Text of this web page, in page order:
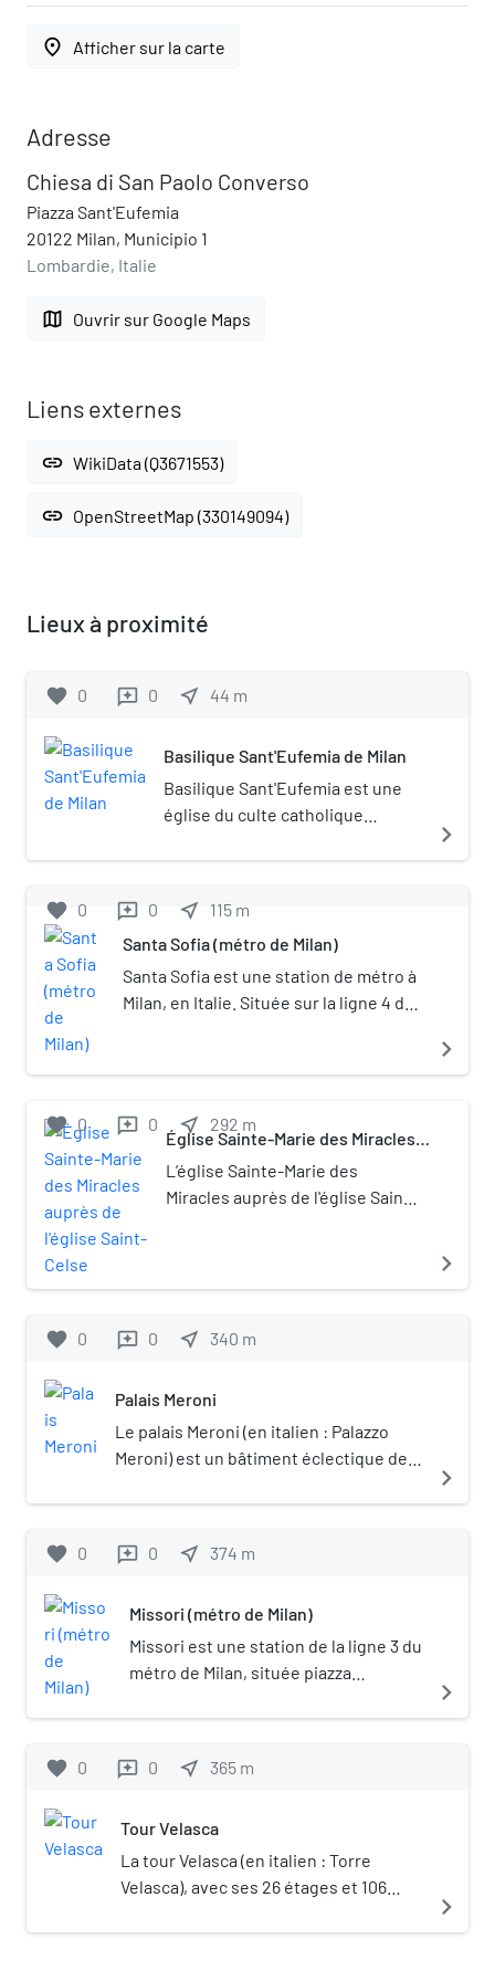
place Afficher sur la carte
Adresse
Chiesa di San Paolo Converso
Piazza Sant'Eufemia
20122 Milan, Municipio 1
Lombardie, Italie
map Ouvrir sur Google Maps
Liens externes
link WikiData (Q3671553)
link OpenStreetMap (330149094)
Lieux à proximité
favorite 0 reviews 0 near_me 44 m
Basilique Sant'Eufemia de Milan
Basilique Sant'Eufemia est une
église du culte catholique
historique de la ville de Milan en
navigate_next
favorite 0 reviews 0 near_me 115 m
Santa Sofia (métro de Milan)
Santa Sofia est une station de métro à
Milan, en Italie. Située sur la ligne 4 du
2024.
navigate_next
favorite 0 reviews 0 near_me 292 m
Église Sainte-Marie des Miracles
L’église Sainte-Marie des
Miracles auprès de l'église Saint-
navigate_next
favorite 0 reviews 0 near_me 340 m
Palais Meroni
Le palais Meroni (en italien : Palazzo
Meroni) est un bâtiment éclectique de la
navigate_next
favorite 0 reviews 0 near_me 374 m
Missori (métro de Milan)
Missori est une station de la ligne 3 du
métro de Milan, située piazza
Portail de Milan
navigate_next
favorite 0 reviews 0 near_me 365 m
Tour Velasca
La tour Velasca (en italien : Torre
Velasca), avec ses 26 étages et 106
numéro 5 de la place homonyme, dans
navigate_next